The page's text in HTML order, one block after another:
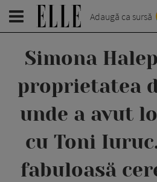
Adaugă ca sursă
Simona
proprietatea
unde a avut
cu Toni
fabuloasă